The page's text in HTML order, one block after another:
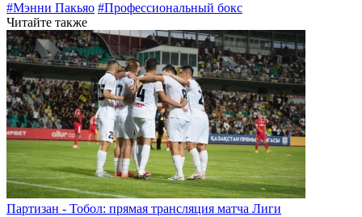
#Мэнни Пакьяо #Профессиональный бокс
Читайте также
Партизан - Тобол: прямая трансляция матча Лиги